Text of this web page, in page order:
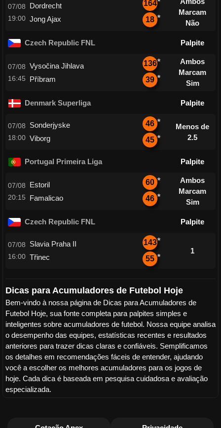
07/08
19:00
Dordrecht
Jong Ajax
164*
18 *
Marcam
Não
Czech Republic FNL Palpite
07/08
16:45
Vysočina Jihlava
Příbram
136*
39 *
Ambos
Marcam
Sim
Denmark Superliga Palpite
07/08
18:00
Sonderjyske
Viborg
46 *
45 *
Menos de
2.5
Portugal Primeira Liga Palpite
07/08
20:15
Estoril
Famalicao
60 *
46 *
Ambos
Marcam
Sim
Czech Republic FNL Palpite
07/08
16:00
Slavia Praha II
Třinec
143*
55 *
1
Dicas para Acumuladores de Futebol Hoje
Bem-vindo à nossa página de Dicas para Acumuladores de
Futebol Hoje, sua fonte completa para palpites simples e
inteligentes sobre acumuladores de futebol. Nossa equipe analisa
o desempenho das equipes, estatísticas recentes e resultados
anteriores para trazer dicas claras e confiáveis. Semplificamos
os detalhes em recomendações fáceis de entender, ajudando
você a escolher os melhores acumuladores para os jogos de
hoje. Cada dica é baseada em pesquisa cuidadosa e avaliação
especializada.